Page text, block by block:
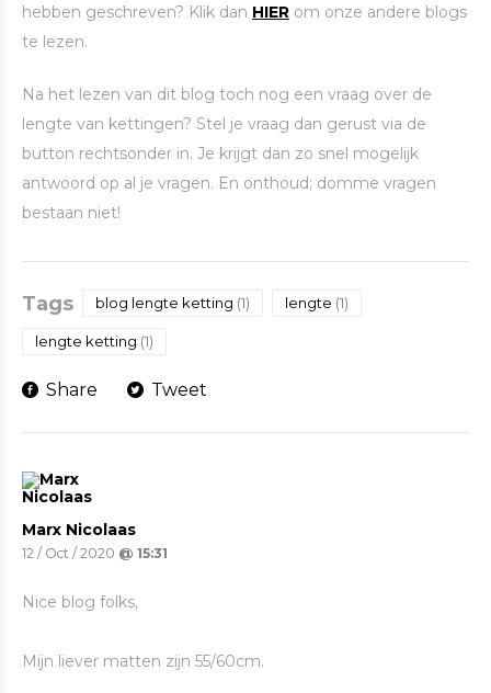
hebben geschreven? Klik dan HIER om onze andere blogs
te lezen.
Na het lezen van dit blog toch nog een vraag over de
lengte van kettingen? Stel je vraag dan gerust via de
button rechtsonder in. Je krijgt dan zo snel mogelijk
antwoord op al je vragen. En onthoud; domme vragen
bestaan niet!
Tags blog lengte ketting (1) lengte (1)
lengte ketting (1)
Share Tweet
Marx Nicolaas
12 / Oct / 2020 @ 15:31
Nice blog folks,
Mijn liever matten zijn 55/60cm.